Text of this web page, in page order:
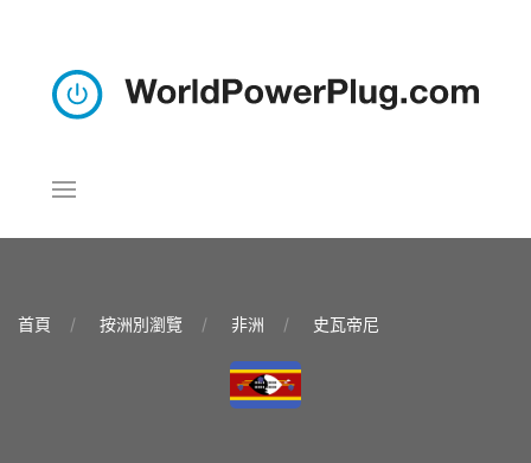
首頁 按洲別瀏覽 非洲 史瓦帝尼